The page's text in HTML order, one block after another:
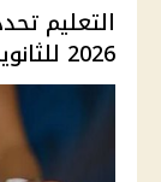
التعليم
2026 للثانوية العامة بالد...